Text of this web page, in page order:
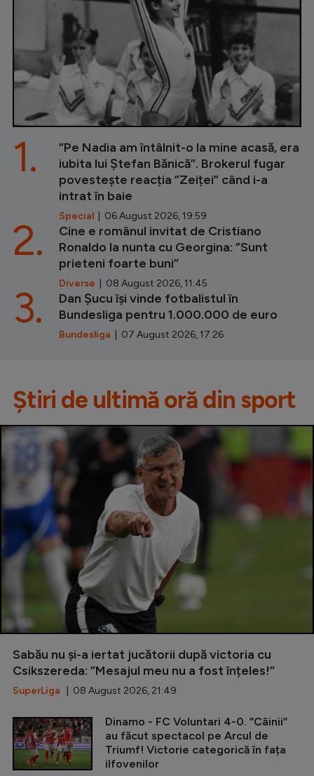
”Pe Nadia am întâlnit-o la mine acasă, era
iubita lui Ștefan Bănică”. Brokerul fugar
povestește reacția ”Zeiței” când i-a
intrat în baie
Special | 06 August 2026, 19:59
1.
Cine e românul invitat de Cristiano
Ronaldo la nunta cu Georgina: ”Sunt
prieteni foarte buni”
Diverse | 08 August 2026, 11:45
2.
Dan Șucu își vinde fotbalistul în
Bundesliga pentru 1.000.000 de euro
Bundesliga | 07 August 2026, 17:26
3.
Știri de ultimă oră din sport
Sabău nu și-a iertat jucătorii după victoria cu
Csikszereda: ”Mesajul meu nu a fost înțeles!”
SuperLiga | 08 August 2026, 21:49
Dinamo - FC Voluntari 4-0. ”Câinii”
au făcut spectacol pe Arcul de
Triumf! Victorie categorică în fața
ilfovenilor